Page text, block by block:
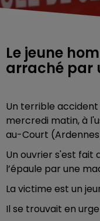
Le jeune
arraché par
Un terrible
mercredi matin, à
au-Court
Un ouvrier s'est
l’épaule par une
La victime est un
Il se trouvait en